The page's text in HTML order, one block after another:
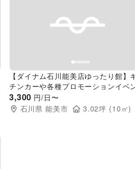
Previous slide
【ダイナム石川能美店ゆったり館】
チンカーや各種プロモーションイベ
での出店に最適なアミューズメント施
のイベントスペース
3,300 円/日〜
石川県 能美市 3.02坪 (10 ㎡)